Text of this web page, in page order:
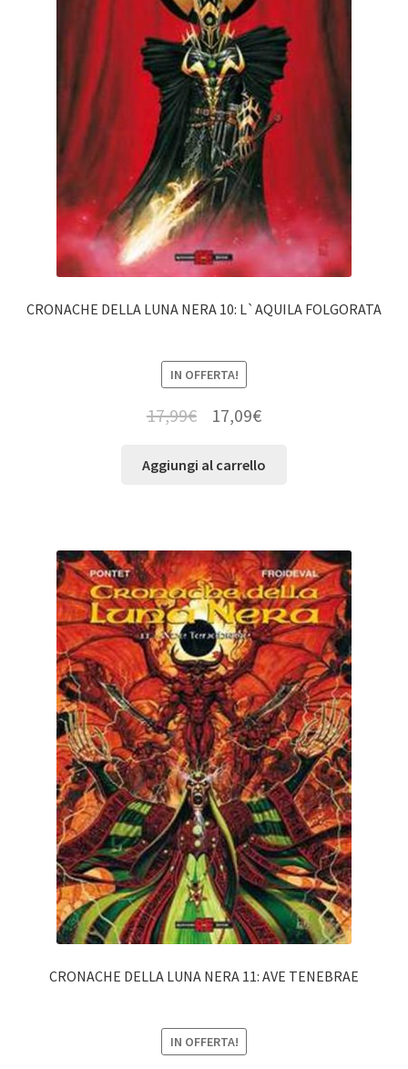
CRONACHE DELLA LUNA NERA 10: L`AQUILA FOLGORATA
IN OFFERTA!
17,99€ 17,09€
Aggiungi al carrello
CRONACHE DELLA LUNA NERA 11: AVE TENEBRAE
IN OFFERTA!